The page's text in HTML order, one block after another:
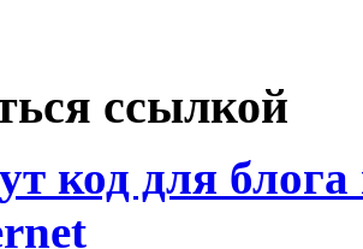
ссылкой
код для